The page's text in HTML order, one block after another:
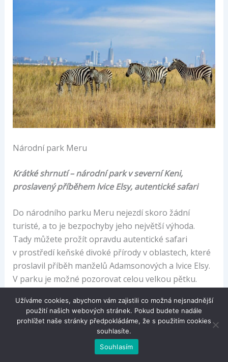
Národní park Meru
Krátké shrnutí – národní park v severní Keni,
proslavený příběhem lvice Elsy, autentické safari
Do národního parku Meru nejezdí skoro žádní
turisté, a to je bezpochyby jeho největší výhoda.
Tady můžete prožít opravdu autentické safari
v prostředí keňské divoké přírody v oblastech, které
proslavil příběh manželů Adamsonových a lvice Elsy.
V parku je možné pozorovat celou velkou pětku.
Užíváme cookies, abychom vám zajistili co možná nejsnadnější
použití našich webových stránek. Pokud budete nadále
prohlížet naše stránky předpokládáme, že s použitím cookies
souhlasíte.
Souhlasím